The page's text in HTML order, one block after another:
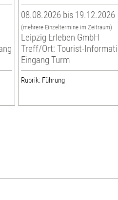
08.08.2026 bis 19.12.2026
(mehrere Einzeltermine im Zeitraum)
Leipzig Erleben GmbH
Treff/Ort: Tourist-
Eingang Turm
Rubrik: Führung